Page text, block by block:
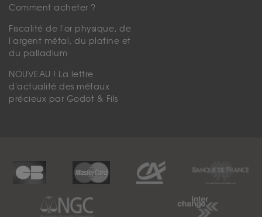
Comment acheter ?
Fiscalité de l'or physique, de
l'argent métal, du platine et
du palladium
NOUVEAU ! La lettre
d'actualité des métaux
précieux par Godot & Fils